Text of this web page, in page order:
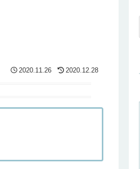
2020.11.26 2020.12.28